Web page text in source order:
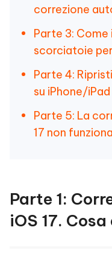
correzione
Parte 3:
scorciatoie
Parte 4:
su iPhone/iPad
Parte 5: La
17 non
Parte 1:
iOS 17.